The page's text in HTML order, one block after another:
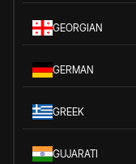
GEORGIAN
GERMAN
GREEK
GUJARATI